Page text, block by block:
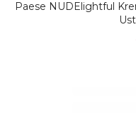
Paese NUDElightful